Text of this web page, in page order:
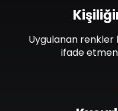
Uygulanan renkler
ifade